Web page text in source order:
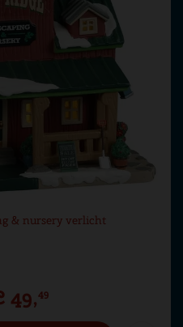
& nursery verlicht
49,49